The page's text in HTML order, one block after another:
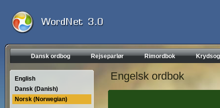
Dansk ordbog Rejseparlør Rimordbok
English
Dansk (Danish)
Norsk (Norwegian)
Engelsk ordbok